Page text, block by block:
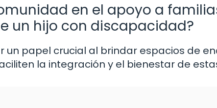
en el apoyo a
un hijo con discapacidad?
papel crucial al brindar espacios de
la integración y el bienestar de